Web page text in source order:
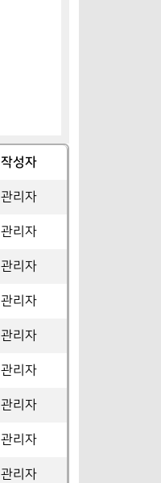
작성자
관리자
관리자
관리자
관리자
관리자
관리자
관리자
관리자
관리자